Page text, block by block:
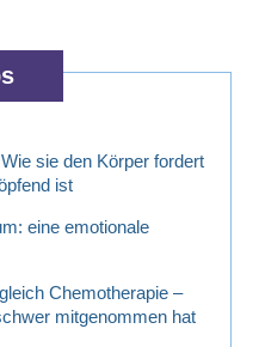
sie den Körper fordert
ist
eine emotionale
Chemotherapie –
mitgenommen hat